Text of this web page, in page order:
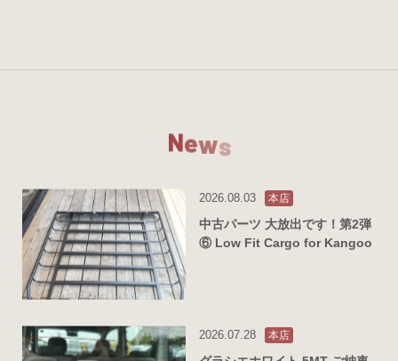
News
2026.08.03 本店
中古パーツ 大放出です！第2弾
⑥ Low Fit Cargo for Kangoo
2026.07.28 本店